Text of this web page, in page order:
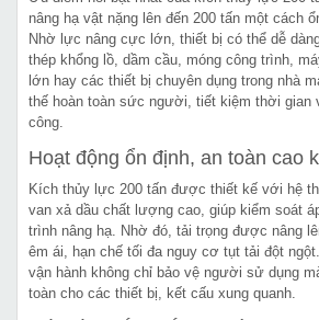
nâng hạ vật nặng lên đến 200 tấn một cách
Nhờ lực nâng cực lớn, thiết bị có thể dễ
thép khổng lồ, dầm cầu, móng công trình,
lớn hay các thiết bị chuyên dụng trong nhà
thế hoàn toàn sức người, tiết kiệm thời gian
công.
Hoạt động ổn định, an toàn cao
Kích thủy lực 200 tấn được thiết kế với hệ
van xả dầu chất lượng cao, giúp kiểm soát
trình nâng hạ. Nhờ đó, tải trọng được nâng
êm ái, hạn chế tối đa nguy cơ tụt tải đột
vận hành không chỉ bảo vệ người sử dụng
toàn cho các thiết bị, kết cấu xung quanh.